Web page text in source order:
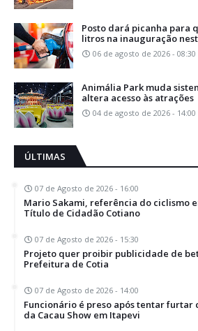
Posto dará picanha para
litros na inauguração
06 de agosto de 2026 - 08:30
Animália Park muda
altera acesso às atrações
04 de agosto de 2026 - 14:00
ÚLTIMAS
07 de Agosto de 2026 - 16:00
Mario Sakami, referência do ciclismo
Título de Cidadão Cotiano
07 de Agosto de 2026 - 15:30
Projeto quer proibir publicidade de
Prefeitura de Cotia
07 de Agosto de 2026 - 14:00
Funcionário é preso após tentar furtar
da Cacau Show em Itapevi